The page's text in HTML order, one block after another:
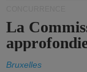
La
Bruxelles